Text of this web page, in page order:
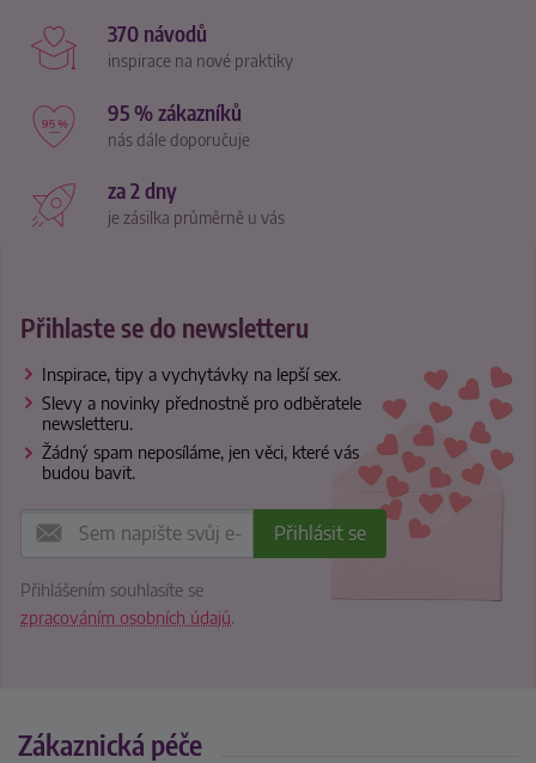
370 návodů
inspirace na nové praktiky
95 % zákazníků
nás dále doporučuje
za 2 dny
je zásilka průměrně u vás
Přihlaste se do newsletteru
Inspirace, tipy a vychytávky na lepší sex.
Slevy a novinky přednostně pro odběratele
newsletteru.
Žádný spam neposíláme, jen věci, které vás
budou bavit.
Přihlášením souhlasíte se
zpracováním osobních údajů.
Zákaznická péče